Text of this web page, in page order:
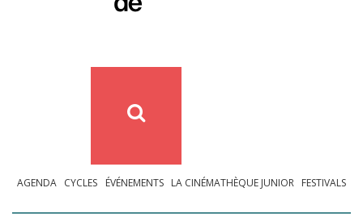
AGENDA CYCLES ÉVÉNEMENTS LA CINÉMATHÈQUE JUNIOR FESTIVALS